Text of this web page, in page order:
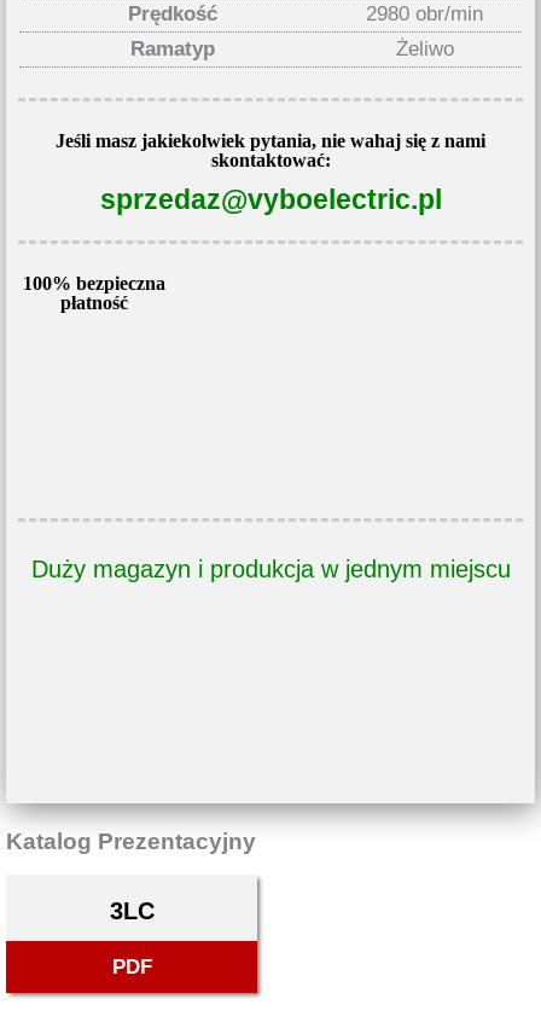
Prędkość
2980 obr/min
Ramatyp
Żeliwo
Jeśli masz jakiekolwiek pytania, nie wahaj się z nami
skontaktować:
sprzedaz@vyboelectric.pl
100% bezpieczna
płatność
Duży magazyn i produkcja w jednym miejscu
Katalog Prezentacyjny
3LC
PDF